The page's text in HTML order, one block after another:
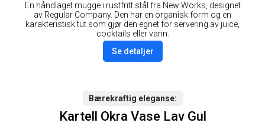
En håndlaget mugge i rustfritt stål fra New Works, designet
av Regular Company. Den har en organisk form og en
karakteristisk tut som gjør den egnet for servering av juice,
cocktails eller vann.
Se detaljer
Bærekraftig eleganse
Kartell Okra Vase Lav Gul